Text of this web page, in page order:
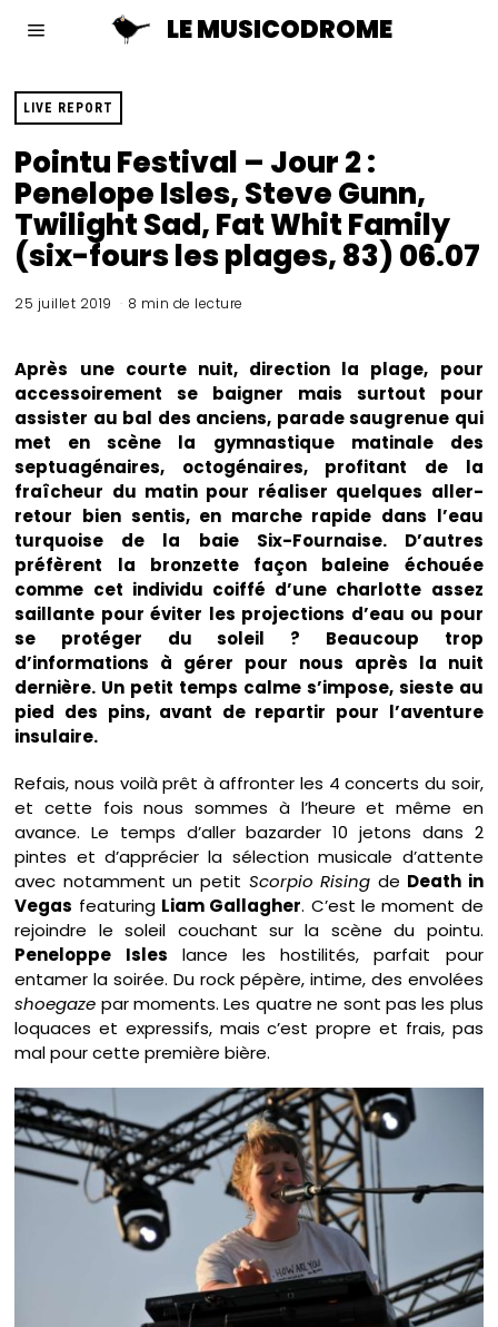
LE MUSICODROME
LIVE REPORT
Pointu Festival – Jour 2 :
Penelope Isles, Steve Gunn,
Twilight Sad, Fat Whit Family
(six-fours les plages, 83) 06.07
25 juillet 2019 8 min de lecture
Après une courte nuit, direction la plage, pour
accessoirement se baigner mais surtout pour
assister au bal des anciens, parade saugrenue qui
met en scène la gymnastique matinale des
septuagénaires, octogénaires, profitant de la
fraîcheur du matin pour réaliser quelques aller-
retour bien sentis, en marche rapide dans l’eau
turquoise de la baie Six-Fournaise. D’autres
préfèrent la bronzette façon baleine échouée
comme cet individu coiffé d’une charlotte assez
saillante pour éviter les projections d’eau ou pour
se protéger du soleil ? Beaucoup trop
d’informations à gérer pour nous après la nuit
dernière. Un petit temps calme s’impose, sieste au
pied des pins, avant de repartir pour l’aventure
insulaire.
Refais, nous voilà prêt à affronter les 4 concerts du soir,
et cette fois nous sommes à l’heure et même en
avance. Le temps d’aller bazarder 10 jetons dans 2
pintes et d’apprécier la sélection musicale d’attente
avec notamment un petit Scorpio Rising de Death in
Vegas featuring Liam Gallagher. C’est le moment de
rejoindre le soleil couchant sur la scène du pointu.
Peneloppe Isles lance les hostilités, parfait pour
entamer la soirée. Du rock pépère, intime, des envolées
shoegaze par moments. Les quatre ne sont pas les plus
loquaces et expressifs, mais c’est propre et frais, pas
mal pour cette première bière.